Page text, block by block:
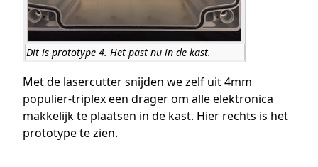
Dit is prototype 4. Het past nu in de kast.
Met de lasercutter snijden we zelf uit 4mm
populier-triplex een drager om alle elektronica
makkelijk te plaatsen in de kast. Hier rechts is het
prototype te zien.